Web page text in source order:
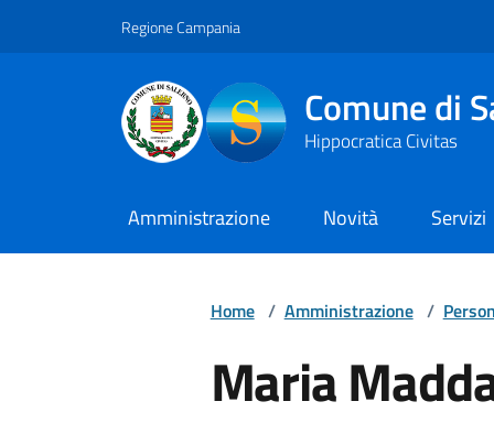
Regione Campania
Comune di
Hippocratica Civitas
Amministrazione Novità Servizi
Home / Amministrazione /
Maria